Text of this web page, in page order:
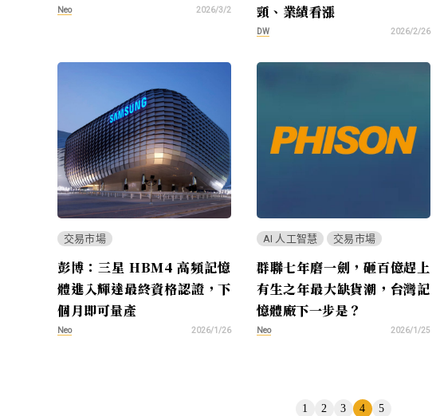
Neo 2026/3/2
頸、業績看漲
DW 2026/2/26
交易市場
彭博：三星 HBM4 高頻記憶
體進入輝達最終資格認證，下
個月即可量產
Neo 2026/1/26
AI 人工智慧 交易市場
群聯七年磨一劍，砸百億趕上
有生之年最大缺貨潮，台灣記
憶體廠下一步是？
Neo 2026/1/25
1 2 3 4 5